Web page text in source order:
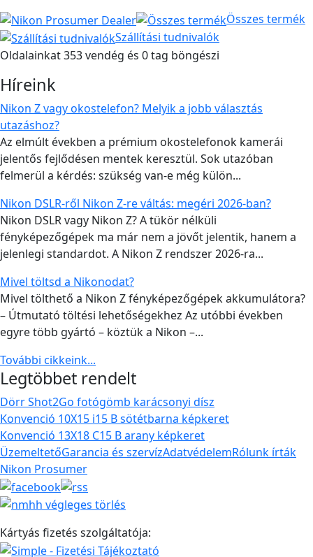
Összes termék
Szállítási tudnivalók
Oldalainkat 353 vendég és 0 tag böngészi
Híreink
Nikon Z vagy okostelefon? Melyik a jobb választás
utazáshoz?
Az elmúlt években a prémium okostelefonok kamerái
jelentős fejlődésen mentek keresztül. Sok utazóban
felmerül a kérdés: szükség van-e még külön...
Nikon DSLR-ről Nikon Z-re váltás: megéri 2026-ban?
Nikon DSLR vagy Nikon Z? A tükör nélküli
fényképezőgépek ma már nem a jövőt jelentik, hanem a
jelenlegi standardot. A Nikon Z rendszer 2026-ra...
Mivel töltsd a Nikonodat?
Mivel tölthető a Nikon Z fényképezőgépek akkumulátora?
– Útmutató töltési lehetőségekhez Az utóbbi években
egyre több gyártó – köztük a Nikon –...
További cikkeink...
Legtöbbet rendelt
Dörr Shot2Go fotógömb karácsonyi dísz
Konvenció 10X15 i15 B sötétbarna képkeret
Konvenció 13X18 C15 B arany képkeret
ÜzemeltetőGarancia és szervízAdatvédelemRólunk írták
Nikon Prosumer
Kártyás fizetés szolgáltatója: